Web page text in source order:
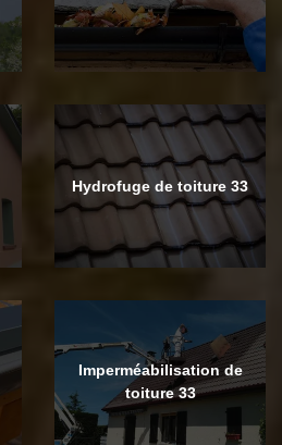
Hydrofuge de toiture 33
Imperméabilisation de
toiture 33